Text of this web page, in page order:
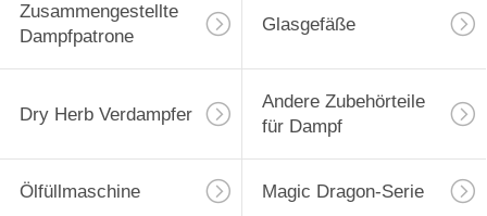
Zusammengestellte
Dampfpatrone
Glasgefäße
Dry Herb Verdampfer
Andere Zubehörteile
für Dampf
Ölfüllmaschine Magic Dragon-Serie